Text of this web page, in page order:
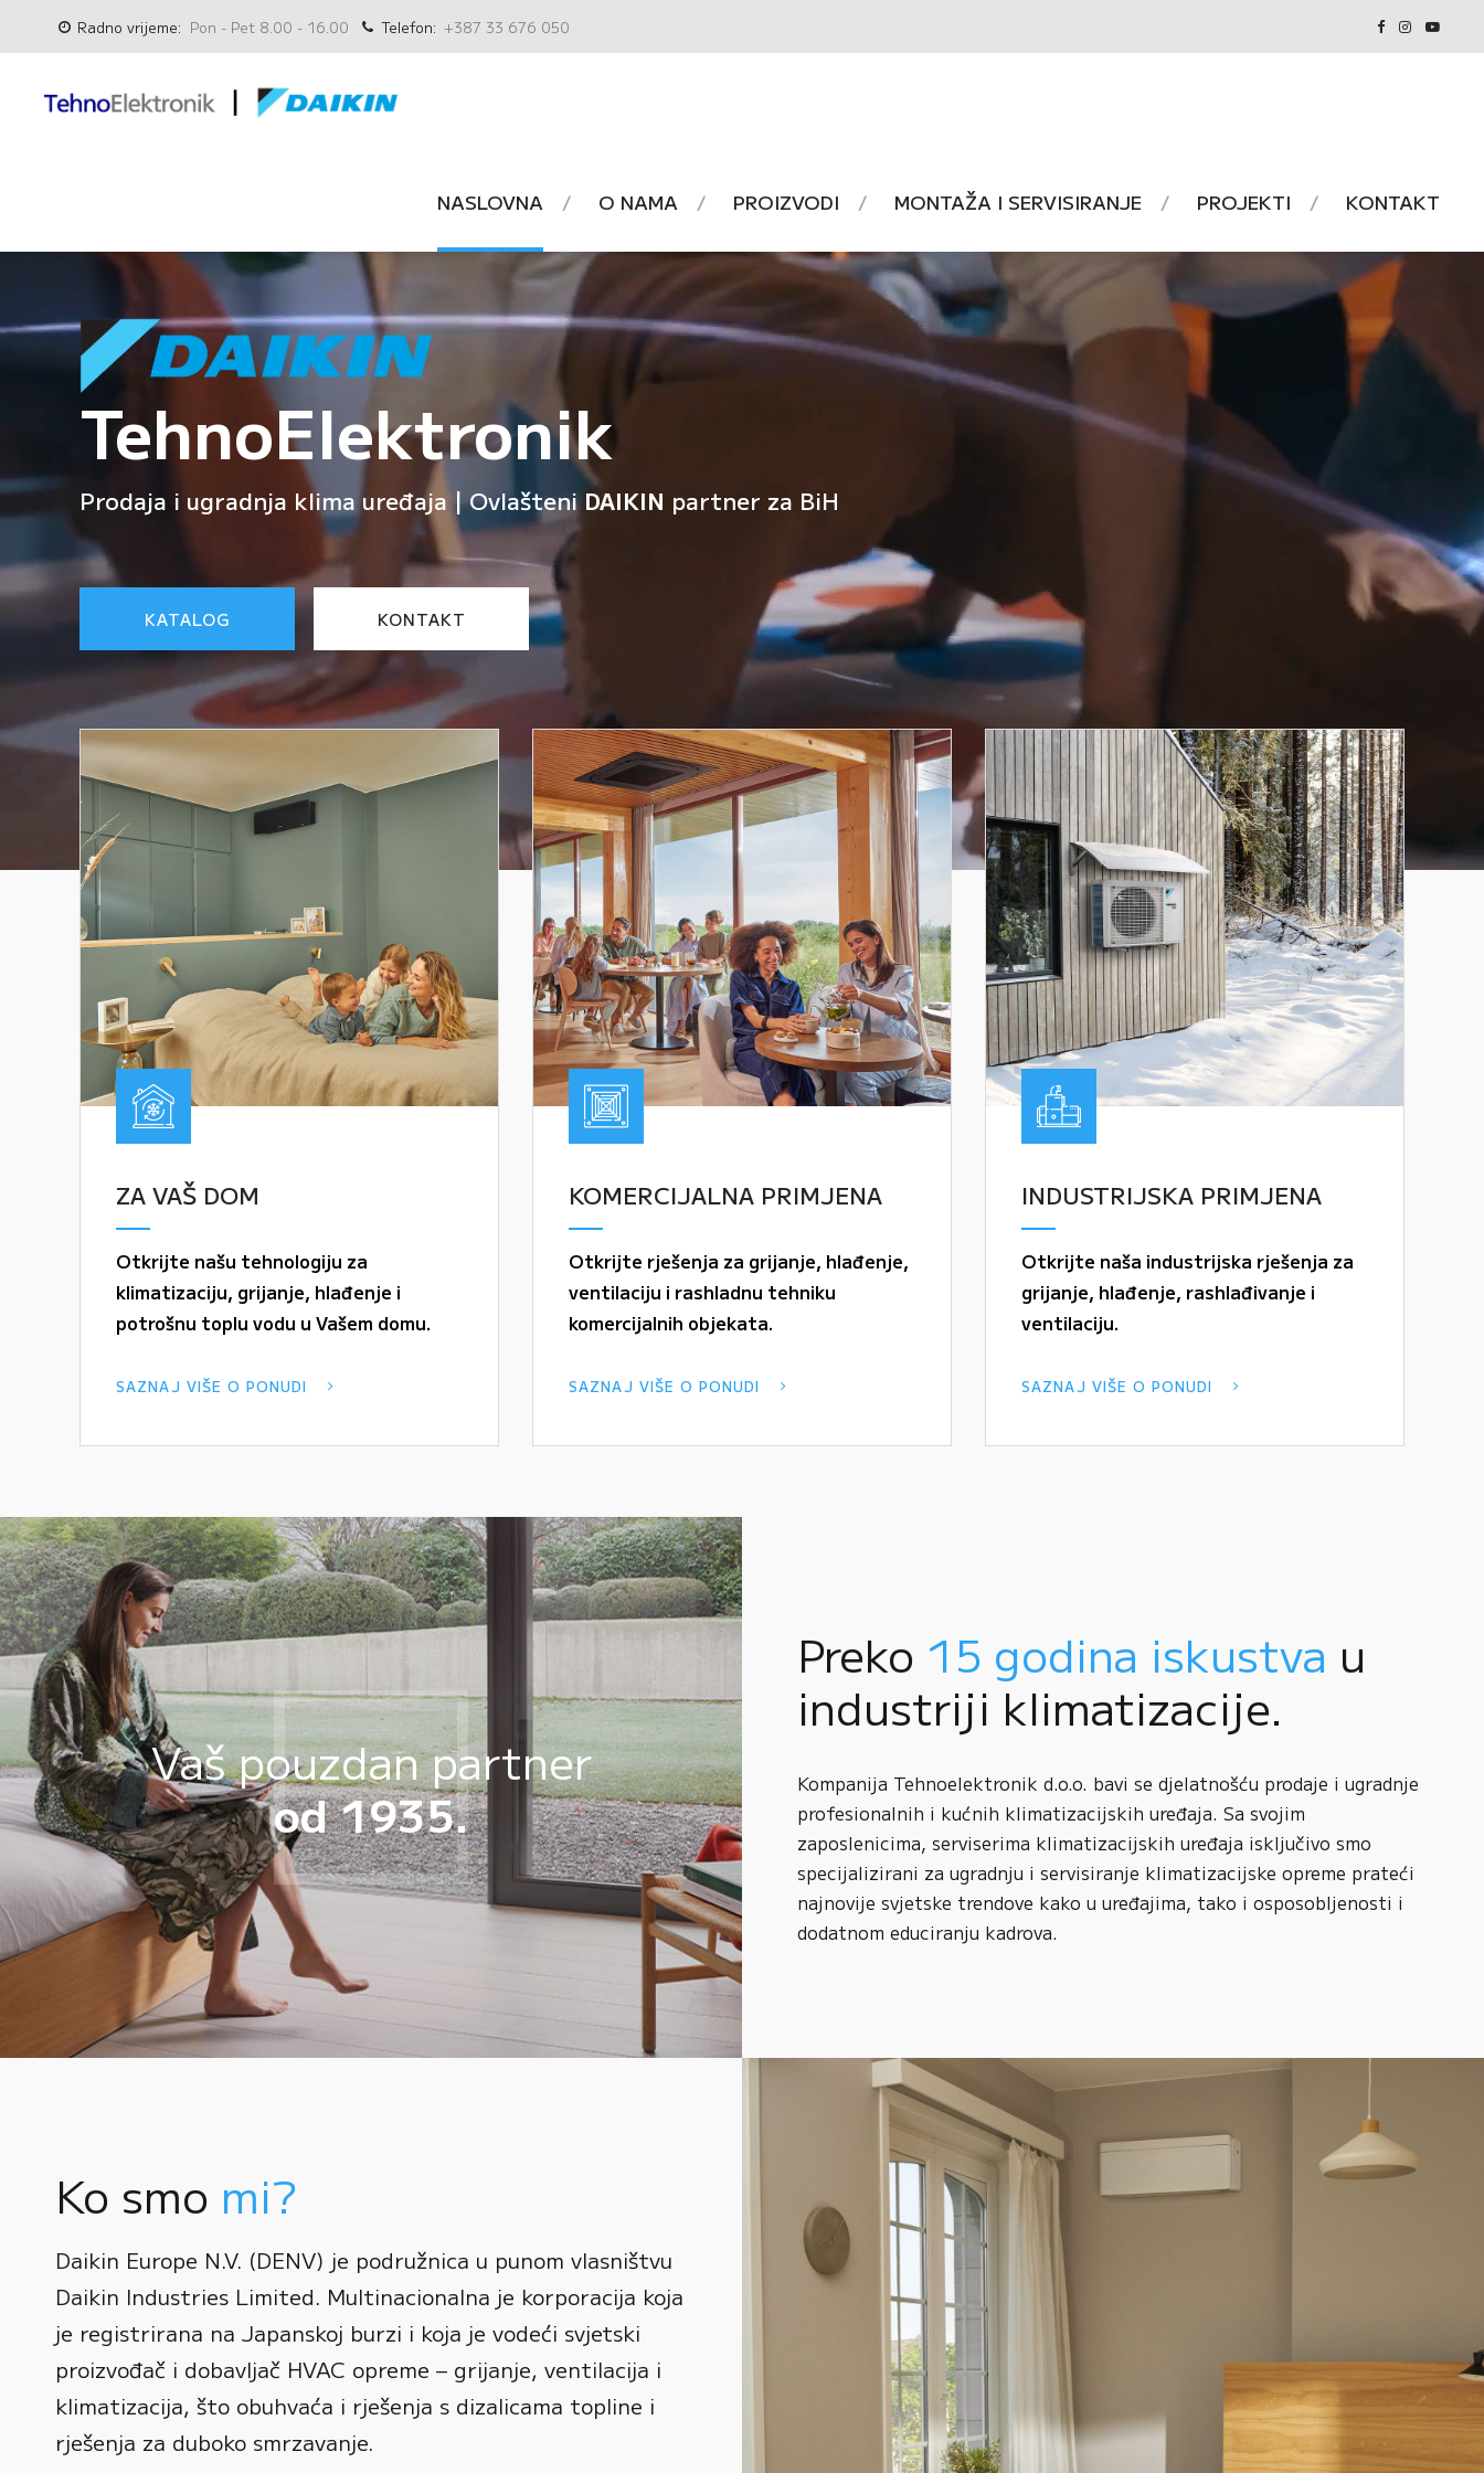
Radno vrijeme: Pon - Pet 8.00 - 16.00 Telefon: +387 33 676 050
NASLOVNA O NAMA PROIZVODI MONTAŽA I SERVISIRANJE PROJEKTI KONTAKT
TehnoElektronik
Prodaja i ugradnja klima uređaja | OvlašteniDAIKIN partner za BiH
KATALOG KONTAKT
ZA VAŠ DOM
Otkrijte našu tehnologiju za
klimatizaciju, grijanje, hlađenje i
potrošnu toplu vodu u Vašem domu.
SAZNAJ VIŠE O PONUDI
KOMERCIJALNA PRIMJENA
Otkrijte rješenja za grijanje, hlađenje,
ventilaciju i rashladnu tehniku
komercijalnih objekata.
SAZNAJ VIŠE O PONUDI
INDUSTRIJSKA PRIMJENA
Otkrijte naša industrijska rješenja za
grijanje, hlađenje, rashlađivanje i
ventilaciju.
SAZNAJ VIŠE O PONUDI
Vaš pouzdan partner
od 1935.
Preko 15 godina iskustva u
industriji klimatizacije.
Kompanija Tehnoelektronik d.o.o. bavi se djelatnošću prodaje i ugradnje
profesionalnih i kućnih klimatizacijskih uređaja. Sa svojim
zaposlenicima, serviserima klimatizacijskih uređaja isključivo smo
specijalizirani za ugradnju i servisiranje klimatizacijske opreme prateći
najnovije svjetske trendove kako u uređajima, tako i osposobljenosti i
dodatnom educiranju kadrova.
Ko smo mi?
Daikin Europe N.V. (DENV) je podružnica u punom vlasništvu
Daikin Industries Limited. Multinacionalna je korporacija koja
je registrirana na Japanskoj burzi i koja je vodeći svjetski
proizvođač i dobavljač HVAC opreme – grijanje, ventilacija i
klimatizacija, što obuhvaća i rješenja s dizalicama topline i
rješenja za duboko smrzavanje.
0
1
2
3
4
0
1
2
3
0
1
2
0